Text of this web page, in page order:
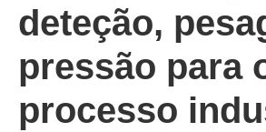
deteção,
pressão para
processo